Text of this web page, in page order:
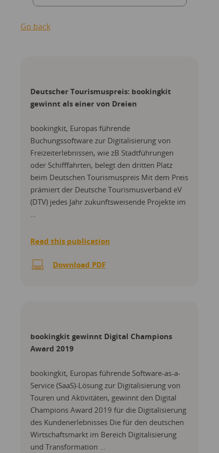
Go back
Deutscher Tourismuspreis: bookingkit
gewinnt als einer von Dreien
bookingkit, Europas führende
Buchungssoftware zur Digitalisierung von
Freizeiterlebnissen, wie zB Stadtführungen
oder Schifffahrten, belegt den dritten Platz
beim Deutschen Tourismuspreis Mit dem Preis
prämiert der Deutsche Tourismusverband eV
(DTV) jedes Jahr zukunftsweisende Projekte im
...
Read this publication
Download PDF
bookingkit gewinnt Digital Champions
Award 2019
bookingkit, Europas führende Software-as-a-
Service (SaaS)-Lösung zur Digitalisierung von
Touren und Aktivitäten, gewinnt den Digital
Champions Award 2019 für die Digitalisierung
des Kundenerlebnisses Die für den deutschen
Wirtschaftsmarkt im Bereich Digitalisierung
und Transformation ...